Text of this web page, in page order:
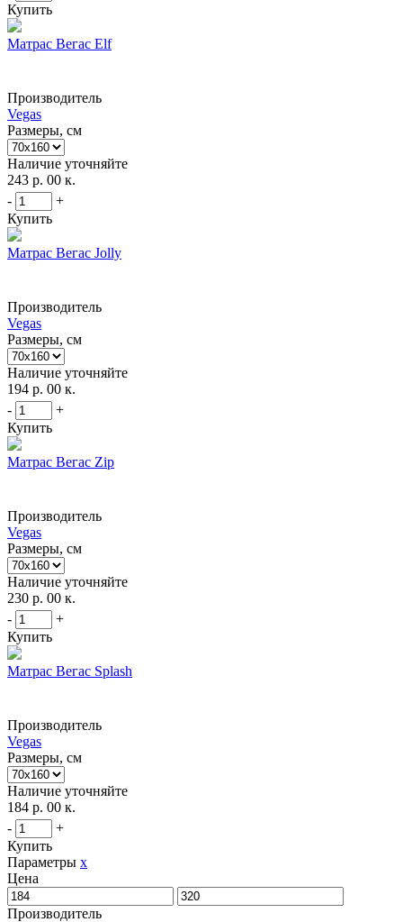
Купить
Матрас Вегас Elf
Производитель
Vegas
Размеры, см
Наличие уточняйте
243 р. 00 к.
-
+
Купить
Матрас Вегас Jolly
Производитель
Vegas
Размеры, см
Наличие уточняйте
194 р. 00 к.
-
+
Купить
Матрас Вегас Zip
Производитель
Vegas
Размеры, см
Наличие уточняйте
230 р. 00 к.
-
+
Купить
Матрас Вегас Splash
Производитель
Vegas
Размеры, см
Наличие уточняйте
184 р. 00 к.
-
+
Купить
Параметры x
Цена
Производитель